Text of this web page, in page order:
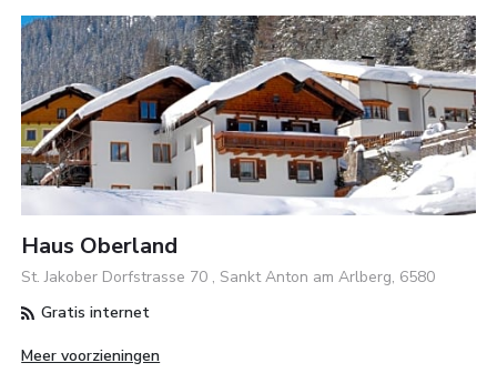
Haus Oberland
St. Jakober Dorfstrasse 70 , Sankt Anton am Arlberg, 6580
Gratis internet
Meer voorzieningen